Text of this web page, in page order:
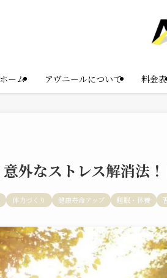
ホーム アヴニールについて 料金表
意外なストレス解消法
体力づくり 健康寿命アップ 睡眠・休養